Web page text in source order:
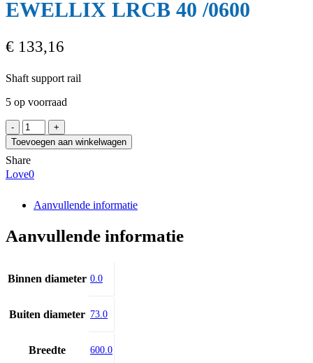
EWELLIX LRCB 40 /0600
€ 133,16
Shaft support rail
5 op voorraad
EWELLIX
LRCB
40
/0600
aantal
Toevoegen aan winkelwagen
Share
Love0
Aanvullende informatie
Aanvullende informatie
Binnen diameter 0.0
Buiten diameter 73.0
Breedte 600.0